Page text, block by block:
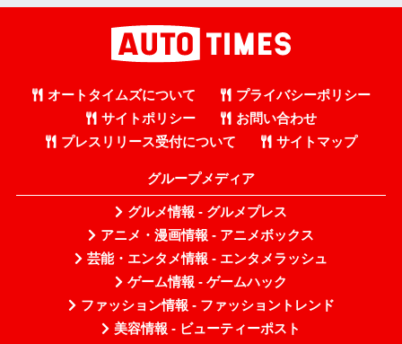
オートタイムズについて
プライバシーポリシー
サイトポリシー
お問い合わせ
プレスリリース受付について
サイトマップ
グループメディア
グルメ情報 - グルメプレス
アニメ・漫画情報 - アニメボックス
芸能・エンタメ情報 - エンタメラッシュ
ゲーム情報 - ゲームハック
ファッション情報 - ファッショントレンド
美容情報 - ビューティーポスト